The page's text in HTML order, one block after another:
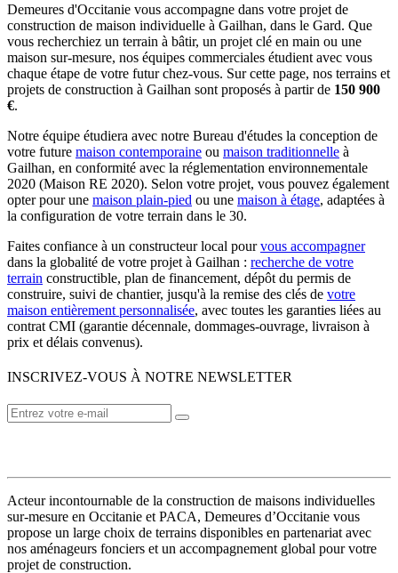
Demeures d'Occitanie vous accompagne dans votre projet de
construction de maison individuelle à Gailhan, dans le Gard. Que
vous recherchiez un terrain à bâtir, un projet clé en main ou une
maison sur-mesure, nos équipes commerciales étudient avec vous
chaque étape de votre futur chez-vous. Sur cette page, nos terrains et
projets de construction à Gailhan sont proposés à partir de 150 900
€.
Notre équipe étudiera avec notre Bureau d'études la conception de
votre future maison contemporaine ou maison traditionnelle à
Gailhan, en conformité avec la réglementation environnementale
2020 (Maison RE 2020). Selon votre projet, vous pouvez également
opter pour une maison plain-pied ou une maison à étage, adaptées à
la configuration de votre terrain dans le 30.
Faites confiance à un constructeur local pourvous accompagner
dans la globalité de votre projet à Gailhan : recherche de votre
terrain constructible, plan de financement, dépôt du permis de
construire, suivi de chantier, jusqu'à la remise des clés de votre
maison entièrement personnalisée, avec toutes les garanties liées au
contrat CMI (garantie décennale, dommages-ouvrage, livraison à
prix et délais convenus).
INSCRIVEZ-VOUS À NOTRE NEWSLETTER
Acteur incontournable de la construction de maisons individuelles
sur-mesure en Occitanie et PACA, Demeures d’Occitanie vous
propose un large choix de terrains disponibles en partenariat avec
nos aménageurs fonciers et un accompagnement global pour votre
projet de construction.